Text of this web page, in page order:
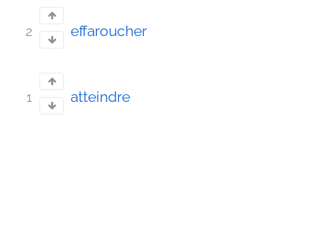
2 effaroucher
1 atteindre